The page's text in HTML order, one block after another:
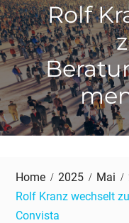
Rolf
Home 2025 Mai
Rolf Kranz wechselt
Convista